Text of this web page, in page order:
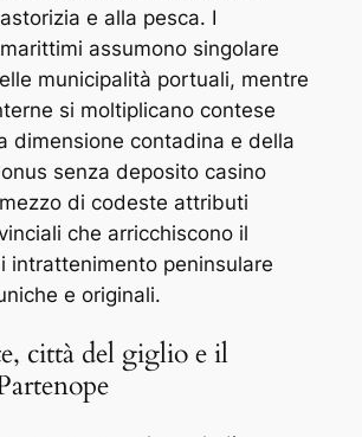
e alla pesca. I
assumono singolare
municipalità portuali, mentre
si moltiplicano contese
dimensione contadina e della
senza deposito casino
di codeste attributi
che arricchiscono il
intrattenimento peninsulare
e originali.
città del giglio e il